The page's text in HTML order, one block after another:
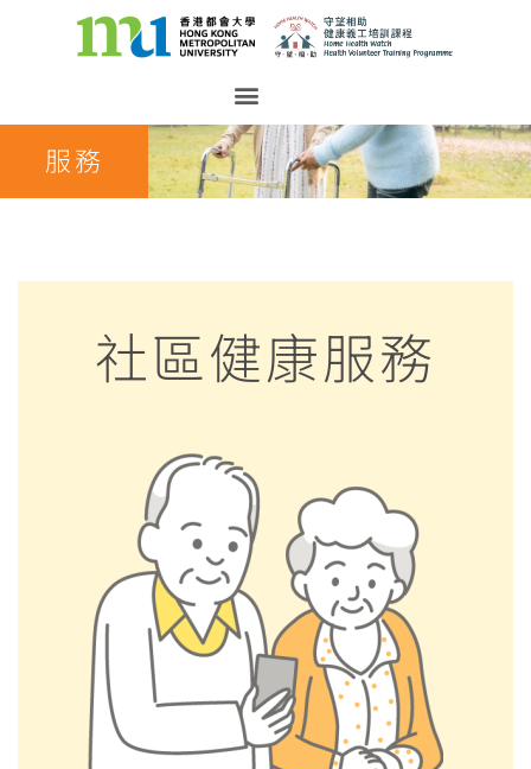
服務
社區健康服務